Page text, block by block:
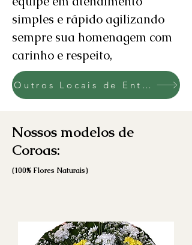
simples e rápido agilizando
sempre sua homenagem com
carinho e respeito,
Outros Locais de Entrega
Nossos modelos de
Coroas:
(100% Flores Naturais)